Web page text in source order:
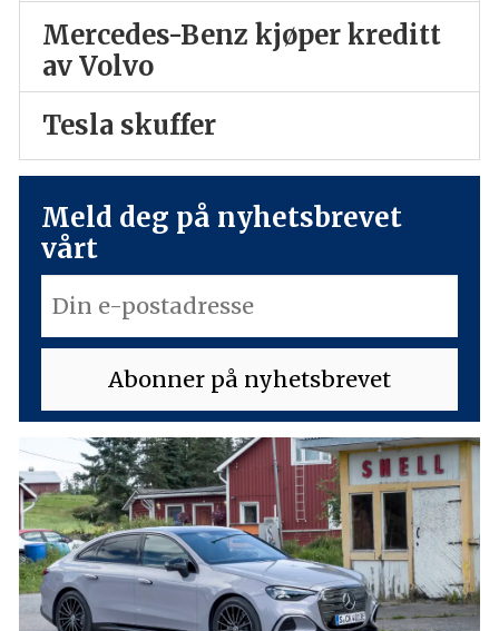
Mercedes-Benz kjøper kreditt
av Volvo
Tesla skuffer
Meld deg på nyhetsbrevet
vårt